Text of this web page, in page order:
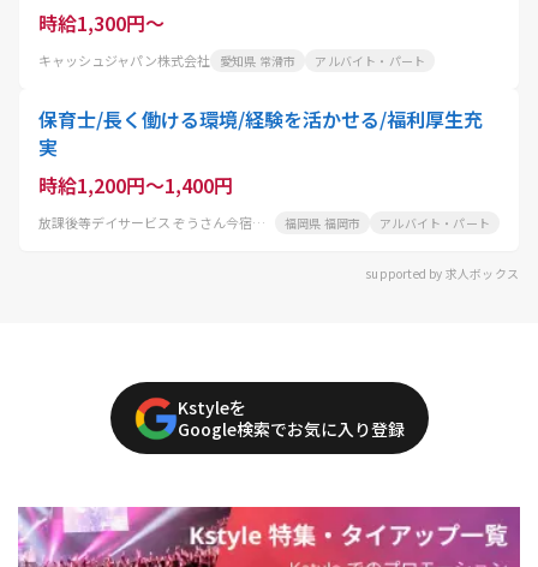
時給1,300円～
キャッシュジャパン株式会社 愛知県 常滑市 アルバイト・パート
保育士/長く働ける環境/経験を活かせる/福利厚生充
実
時給1,200円～1,400円
放課後等デイサービス ぞうさん今宿教室 福岡県 福岡市 アルバイト・パート
supported by 求人ボックス
Kstyleを
Google検索でお気に入り登録